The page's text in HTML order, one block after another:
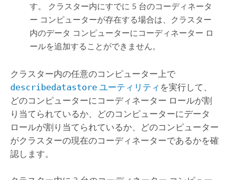
す。 クラスター内にすでに 5 台のコーディネータ
ー コンピューターが存在する場合は、クラスター
内のデータ コンピューターにコーディネーター ロ
ールを追加することができません。
クラスター内の任意のコンピューター上で
describedatastoreユーティリティ を実行して、
どのコンピューターにコーディネーター ロールが割
り当てられているか、どのコンピューターにデータ
ロールが割り当てられているか、どのコンピューター
がクラスターの現在のコーディネーターであるかを確
認します。